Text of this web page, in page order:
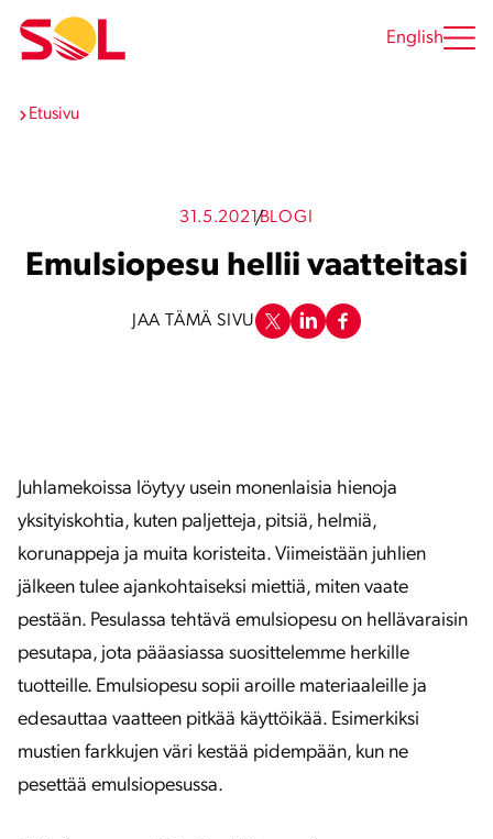
sisältöön
English
Etusivu
31.5.2021BLOGI
Emulsiopesu hellii vaatteitasi
JAA TÄMÄ SIVU
Juhlamekoissa löytyy usein monenlaisia hienoja
yksityiskohtia, kuten paljetteja, pitsiä, helmiä,
korunappeja ja muita koristeita. Viimeistään juhlien
jälkeen tulee ajankohtaiseksi miettiä, miten vaate
pestään. Pesulassa tehtävä emulsiopesu on hellävaraisin
pesutapa, jota pääasiassa suosittelemme herkille
tuotteille. Emulsiopesu sopii aroille materiaaleille ja
edesauttaa vaatteen pitkää käyttöikää. Esimerkiksi
mustien farkkujen väri kestää pidempään, kun ne
pesettää emulsiopesussa.